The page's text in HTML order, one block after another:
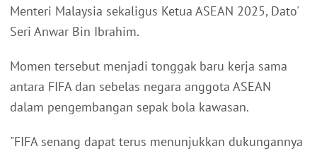
Menteri Malaysia sekaligus Ketua ASEAN 2025, Dato'
Seri Anwar Bin Ibrahim.
Momen tersebut menjadi tonggak baru kerja sama
antara FIFA dan sebelas negara anggota ASEAN
dalam pengembangan sepak bola kawasan.
"FIFA senang dapat terus menunjukkan dukungannya